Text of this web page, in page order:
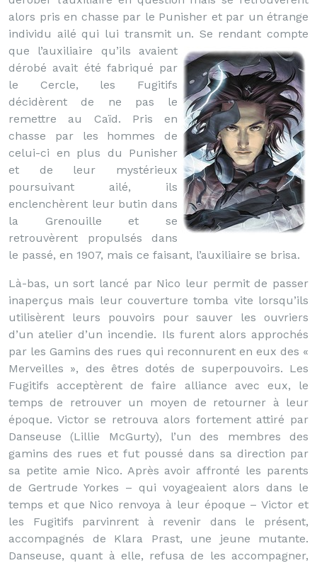
alors pris en chasse par le Punisher et par un étrange
individu ailé qui lui transmit un. Se rendant compte
que l’auxiliaire qu’ils avaient
dérobé avait été fabriqué par
le Cercle, les Fugitifs
décidèrent de ne pas le
remettre au Caïd. Pris en
chasse par les hommes de
celui-ci en plus du Punisher
et de leur mystérieux
poursuivant ailé, ils
enclenchèrent leur butin dans
la Grenouille et se
retrouvèrent propulsés dans
le passé, en 1907, mais ce faisant, l’auxiliaire se brisa.
Là-bas, un sort lancé par Nico leur permit de passer
inaperçus mais leur couverture tomba vite lorsqu’ils
utilisèrent leurs pouvoirs pour sauver les ouvriers
d’un atelier d’un incendie. Ils furent alors approchés
par les Gamins des rues qui reconnurent en eux des «
Merveilles », des êtres dotés de superpouvoirs. Les
Fugitifs acceptèrent de faire alliance avec eux, le
temps de retrouver un moyen de retourner à leur
époque. Victor se retrouva alors fortement attiré par
Danseuse (Lillie McGurty), l’un des membres des
gamins des rues et fut poussé dans sa direction par
sa petite amie Nico. Après avoir affronté les parents
de Gertrude Yorkes – qui voyageaient alors dans le
temps et que Nico renvoya à leur époque – Victor et
les Fugitifs parvinrent à revenir dans le présent,
accompagnés de Klara Prast, une jeune mutante.
Danseuse, quant à elle, refusa de les accompagner,